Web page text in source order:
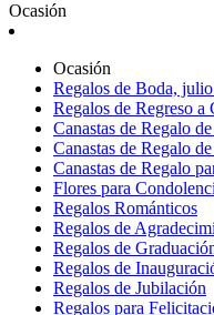
Ocasión
Ocasión
Regalos de Boda,
Regalos de Regreso a
Canastas de Regalo
Canastas de Regalo
Canastas de Regalo
Flores para
Regalos Románticos
Regalos de
Regalos de
Regalos de
Regalos de Jubilación
Regalos para